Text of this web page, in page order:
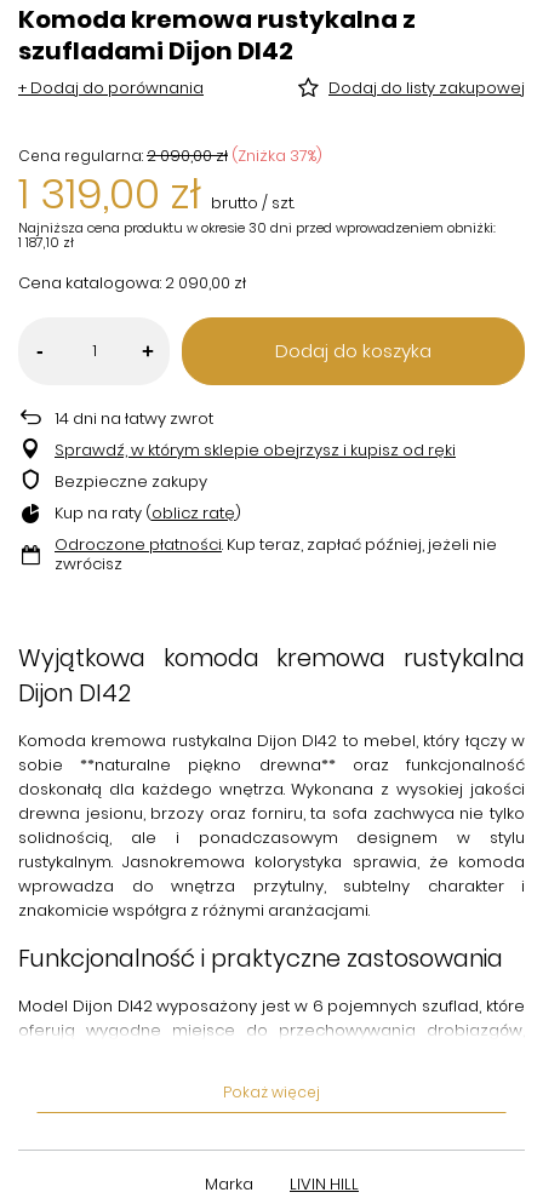
Komoda kremowa rustykalna z
szufladami Dijon DI42
+ Dodaj do porównania Dodaj do listy zakupowej
Cena regularna:2 090,00 zł (Zniżka 37%)
1 319,00 zł brutto / szt.
Najniższa cena produktu w okresie 30 dni przed wprowadzeniem obniżki:
1 187,10 zł
Cena katalogowa: 2 090,00 zł
- + Dodaj do koszyka
14 dni na łatwy zwrot
Sprawdź, w którym sklepie obejrzysz i kupisz od ręki
Bezpieczne zakupy
Kup na raty (oblicz ratę)
Odroczone płatności. Kup teraz, zapłać później, jeżeli nie
zwrócisz
Wyjątkowa komoda kremowa rustykalna
Dijon DI42
Komoda kremowa rustykalna Dijon DI42 to mebel, który łączy w
sobie **naturalne piękno drewna** oraz funkcjonalność
doskonałą dla każdego wnętrza. Wykonana z wysokiej jakości
drewna jesionu, brzozy oraz forniru, ta sofa zachwyca nie tylko
solidnością, ale i ponadczasowym designem w stylu
rustykalnym. Jasnokremowa kolorystyka sprawia, że komoda
wprowadza do wnętrza przytulny, subtelny charakter i
znakomicie współgra z różnymi aranżacjami.
Funkcjonalność i praktyczne zastosowania
Model Dijon DI42wyposażony jest w 6 pojemnych szuflad, które
oferują wygodne miejsce do przechowywania drobiazgów,
zmieści się zarówno w salonie, sypialni, przedpokoju, jak i biurze.
nie chcą rezygnować z estetyki.
Pokaż więcej
Marka
LIVIN HILL